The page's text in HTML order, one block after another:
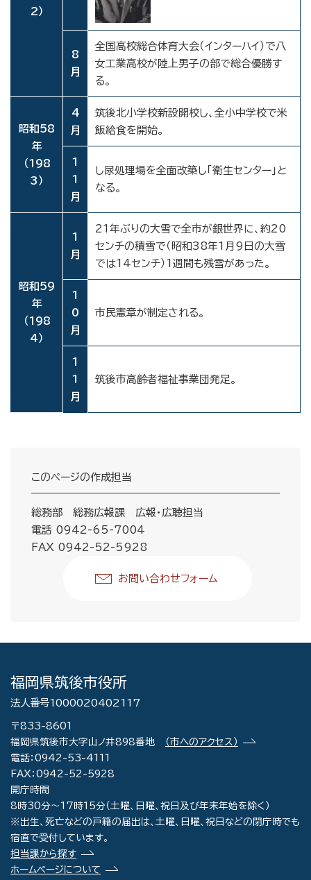
2）
8
月
全国高校総合体育大会（インターハイ）で八
女工業高校が陸上男子の部で総合優勝す
る。
昭和58
年
（198
3）
4
月
筑後北小学校新設開校し、全小中学校で米
飯給食を開始。
1
1
月
し尿処理場を全面改築し「衛生センター」と
なる。
昭和59
年
（198
4）
1
月
21年ぶりの大雪で全市が銀世界に、約20
センチの積雪で（昭和38年1月9日の大雪
では14センチ）1週間も残雪があった。
1
0
月
市民憲章が制定される。
1
1
月
筑後市高齢者福祉事業団発足。
このページの作成担当
総務部 総務広報課 広報・広聴担当
電話 0942-65-7004
FAX 0942-52-5928
お問い合わせフォーム
福岡県筑後市役所
法人番号1000020402117
〒833-8601
福岡県筑後市大字山ノ井898番地
（市へのアクセス）
電話：0942-53-4111
FAX：0942-52-5928
開庁時間
8時30分～17時15分（土曜、日曜、祝日及び年末年始を除く）
※出生、死亡などの戸籍の届出は、土曜、日曜、祝日などの閉庁時でも
宿直で受付しています。
担当課から探す
ホームページについて